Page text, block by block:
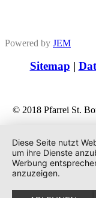
Powered by JEM
Sitemap |
© 2018 Pfarrei St.
Diese Seite nutzt
um ihre Dienste
Werbung
anzuzeigen.